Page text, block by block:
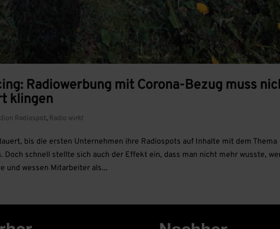
Radiowerbung mit Corona-Bezug muss
klingen
Radiospot, Radio wirkt
bis die ersten Unternehmen ihre Radiospots auf Inhalte mit dem Thema
Doch schnell stellte sich auch der Effekt ein, dass man nicht mehr wusste,
und wessen Mitarbeiter als...